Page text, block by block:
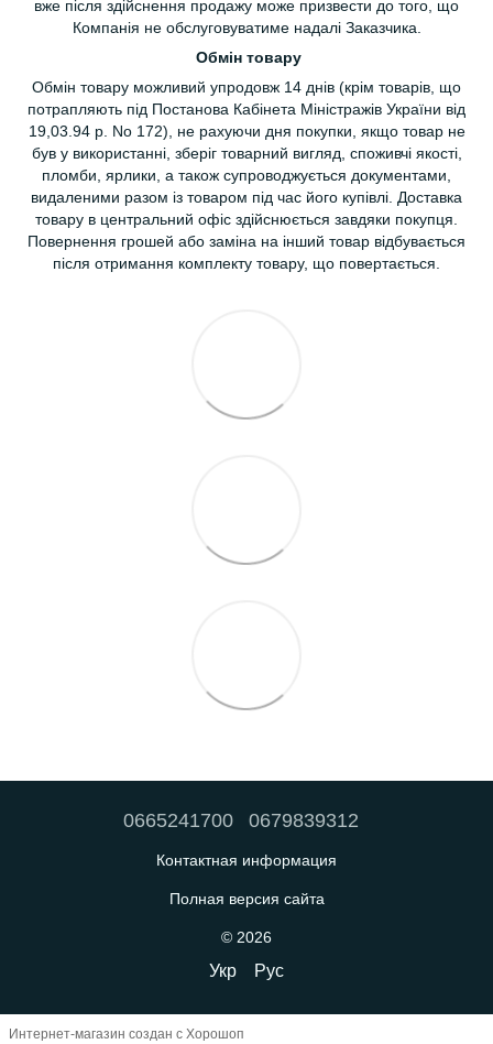
вже після здійснення продажу може призвести до того, що
Компанія не обслуговуватиме надалі Заказчика.
Обмін товару
Обмін товару можливий упродовж 14 днів (крім товарів, що
потрапляють під Постанова Кабінета Міністражів України від
19,03.94 р. No 172), не рахуючи дня покупки, якщо товар не
був у використанні, зберіг товарний вигляд, споживчі якості,
пломби, ярлики, а також супроводжується документами,
видаленими разом із товаром під час його купівлі. Доставка
товару в центральний офіс здійснюється завдяки покупця.
Повернення грошей або заміна на інший товар відбувається
після отримання комплекту товару, що повертається.
0665241700 0679839312
Контактная информация
Полная версия сайта
© 2026
Укр Рус
Интернет-магазин создан с Хорошоп